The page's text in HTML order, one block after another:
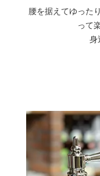
腰を据えてゆった
って
身